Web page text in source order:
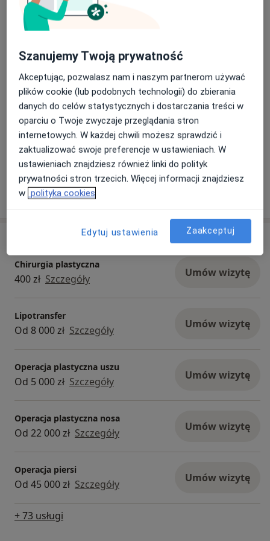
Konsultacje online
Zobacz galerię (89)
Chirurgia plastyczna
400 zł Szczegóły Umów wizytę
Lipotransfer
Od 8 000 zł Szczegóły Umów wizytę
Operacja plastyczna uszu
Od 5 000 zł Szczegóły Umów wizytę
Operacja plastyczna nosa
Od 22 000 zł Szczegóły Umów wizytę
Operacja piersi
Od 45 000 zł Szczegóły Umów wizytę
+ 73 usługi
Szanujemy Twoją prywatność
Akceptując, pozwalasz nam i naszym partnerom używać
plików cookie (lub podobnych technologii) do zbierania
danych do celów statystycznych i dostarczania treści w
oparciu o Twoje zwyczaje przeglądania stron
internetowych. W każdej chwili możesz sprawdzić i
zaktualizować swoje preferencje w ustawieniach. W
ustawieniach znajdziesz również linki do polityk
prywatności stron trzecich. Więcej informacji znajdziesz
w polityka cookies
Edytuj ustawienia Zaakceptuj